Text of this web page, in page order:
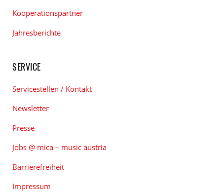
Kooperationspartner
Jahresberichte
SERVICE
Servicestellen / Kontakt
Newsletter
Presse
Jobs @ mica – music austria
Barrierefreiheit
Impressum